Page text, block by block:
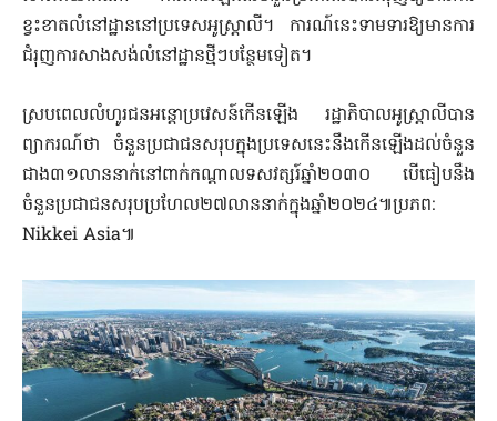
ខ្វះខាតលំនៅដ្ឋាននៅប្រទេសអូស្ត្រាលី។ ការណ៍នេះទាមទារឱ្យមានការ
ជំរុញការសាងសង់លំនៅដ្ឋានថ្មីៗបន្ថែមទៀត។
ស្របពេលលំហូរជនអន្តោប្រវេសន៍កើនឡើង រដ្ឋាភិបាលអូស្ត្រាលីបាន
ព្យាករណ៍ថា ចំនួនប្រជាជនសរុបក្នុងប្រទេសនេះនឹងកើនឡើងដល់ចំនួន
ជាង៣១លាននាក់នៅពាក់កណ្តាលទសវត្សរ៍ឆ្នាំ២០៣០ បើធៀបនឹង
ចំនួនប្រជាជនសរុបប្រហែល២៧លាននាក់ក្នុងឆ្នាំ២០២៤៕ប្រភព:
Nikkei Asia៕